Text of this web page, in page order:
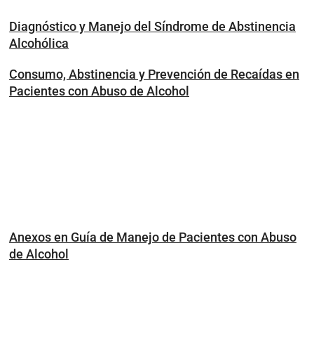
Diagnóstico y Manejo del Síndrome de Abstinencia
Alcohólica
Consumo, Abstinencia y Prevención de Recaídas en
Pacientes con Abuso de Alcohol
Anexos en Guía de Manejo de Pacientes con Abuso
de Alcohol